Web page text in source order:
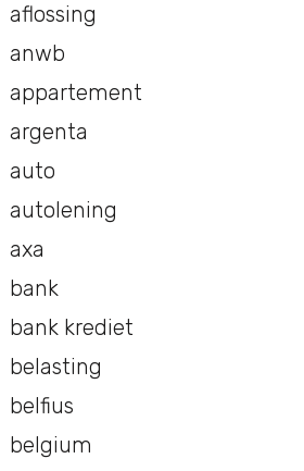
aflossing
anwb
appartement
argenta
auto
autolening
axa
bank
bank krediet
belasting
belfius
belgium